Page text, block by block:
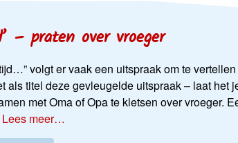
– praten over vroeger
volgt er vaak een uitspraak om te
als titel deze gevleugelde uitspraak – laat het
met Oma of Opa te kletsen over vroeger.
Lees meer…